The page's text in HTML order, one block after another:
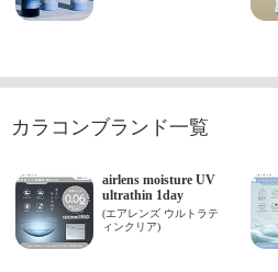
カラコンブランド一覧